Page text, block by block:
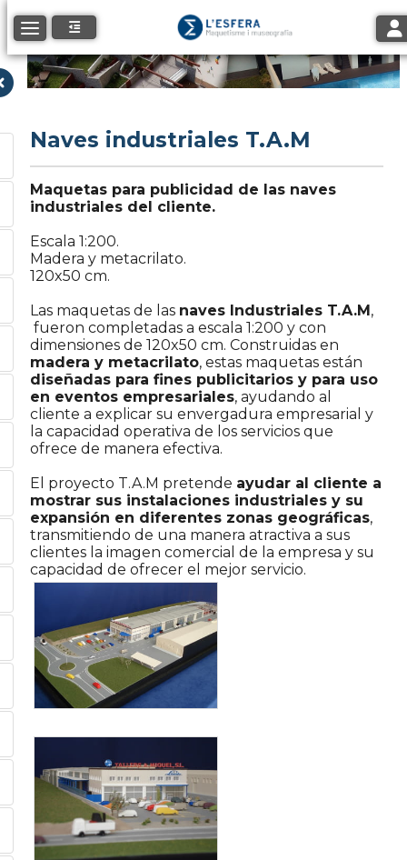
Toggle navigation
Naves industriales T.A.M
Maquetas para publicidad de las naves
industriales del cliente.
Escala 1:200.
Madera y metacrilato.
120x50 cm.
Las maquetas de las naves Industriales T.A.M,
fueron completadas a escala 1:200 y con
dimensiones de 120x50 cm. Construidas en
madera y metacrilato, estas maquetas están
diseñadas para fines publicitarios y para uso
en eventos empresariales, ayudando al
cliente a explicar su envergadura empresarial y
la capacidad operativa de los servicios que
ofrece de manera efectiva.
El proyecto T.A.M pretende ayudar al cliente a
mostrar sus instalaciones industriales y su
expansión en diferentes zonas geográficas,
transmitiendo de una manera atractiva a sus
clientes la imagen comercial de la empresa y su
capacidad de ofrecer el mejor servicio.